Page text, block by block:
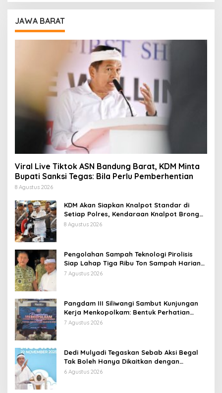
JAWA BARAT
Viral Live Tiktok ASN Bandung Barat, KDM Minta
Bupati Sanksi Tegas: Bila Perlu Pemberhentian
8 Agustus 2026
KDM Akan Siapkan Knalpot Standar di
Setiap Polres, Kendaraan Knalpot Brong
Tertangkap Langsung Ganti
8 Agustus 2026
Pengolahan Sampah Teknologi Pirolisis
Siap Lahap Tiga Ribu Ton Sampah Harian
Jawa Barat
7 Agustus 2026
Pangdam III Siliwangi Sambut Kunjungan
Kerja Menkopolkam: Bentuk Perhatian
Pemerintah
7 Agustus 2026
Dedi Mulyadi Tegaskan Sebab Aksi Begal
Tak Boleh Hanya Dikaitkan dengan
Ekonomi
6 Agustus 2026